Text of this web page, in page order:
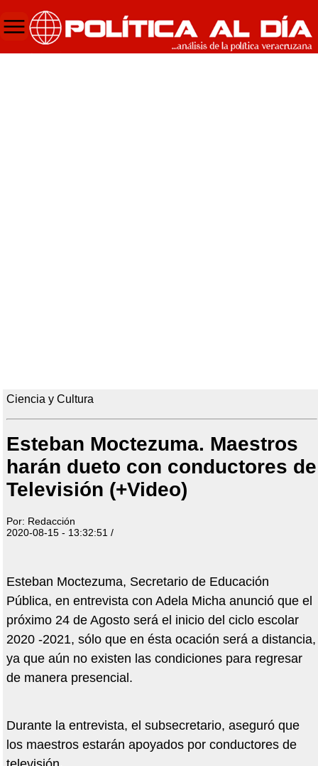
Ciencia y Cultura
Esteban Moctezuma. Maestros
harán dueto con conductores de
Televisión (+Video)
Por: Redacción
2020-08-15 - 13:32:51 /
Esteban Moctezuma, Secretario de Educación
Pública, en entrevista con Adela Micha anunció que el
próximo 24 de Agosto será el inicio del ciclo escolar
2020 -2021, sólo que en ésta ocación será a distancia,
ya que aún no existen las condiciones para regresar
de manera presencial.
Durante la entrevista, el subsecretario, aseguró que
los maestros estarán apoyados por conductores de